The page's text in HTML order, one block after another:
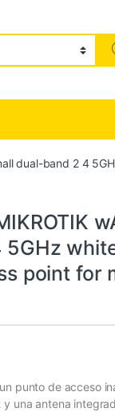
dual-band 2 4
5GHz
point for
punto de acceso
una antena